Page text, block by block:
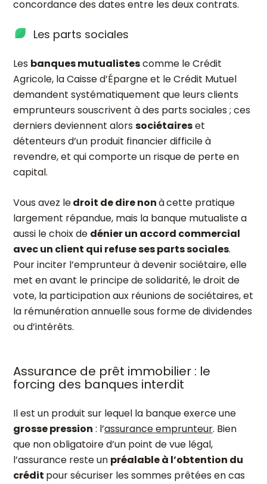
concordance des dates entre les deux contrats.
Les parts sociales
Les banques mutualistescomme le Crédit
Agricole, la Caisse d’Épargne et le Crédit Mutuel
demandent systématiquement que leurs clients
emprunteurs souscrivent à des parts sociales ; ces
derniers deviennent alorssociétaireset
détenteurs d’un produit financier difficile à
revendre, et qui comporte un risque de perte en
capital.
Vous avez ledroit de dire nonàcette pratique
largement répandue, mais la banque mutualiste a
aussi le choix de dénier un accord commercial
avec un client qui refuse ses parts sociales.
Pour inciter l’emprunteur à devenir sociétaire, elle
met en avant le principe de solidarité, le droit de
vote, la participation aux réunions de sociétaires, et
la rémunération annuelle sous forme de dividendes
ou d’intérêts.
Assurance de prêt immobilier : le
forcing des banques interdit
Il est un produit sur lequel la banque exerce une
grosse pression : l’assurance emprunteur. Bien
que non obligatoire d’un point de vue légal,
l’assurance reste un préalable à l’obtention du
crédit pour sécuriser les sommes prêtées en cas